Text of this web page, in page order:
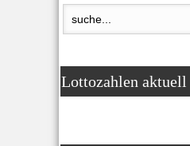
Lottozahlen aktuell